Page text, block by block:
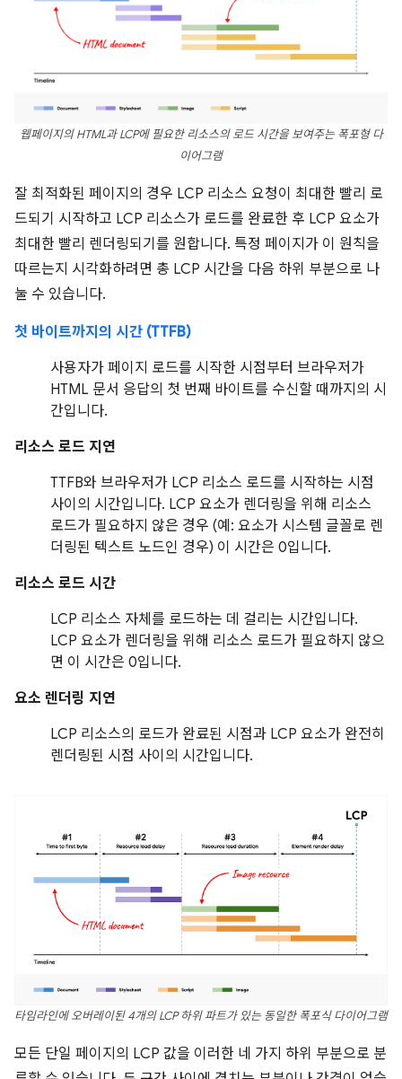
웹페이지의 HTML과 LCP에 필요한 리소스의 로드 시간을 보여주는 폭포형 다
이어그램
잘 최적화된 페이지의 경우 LCP 리소스 요청이 최대한 빨리 로
드되기 시작하고 LCP 리소스가 로드를 완료한 후 LCP 요소가
최대한 빨리 렌더링되기를 원합니다. 특정 페이지가 이 원칙을
따르는지 시각화하려면 총 LCP 시간을 다음 하위 부분으로 나
눌 수 있습니다.
첫 바이트까지의 시간 (TTFB)
사용자가 페이지 로드를 시작한 시점부터 브라우저가
HTML 문서 응답의 첫 번째 바이트를 수신할 때까지의 시
간입니다.
리소스 로드 지연
TTFB와 브라우저가 LCP 리소스 로드를 시작하는 시점
사이의 시간입니다. LCP 요소가 렌더링을 위해 리소스
로드가 필요하지 않은 경우 (예: 요소가 시스템 글꼴로 렌
더링된 텍스트 노드인 경우) 이 시간은 0입니다.
리소스 로드 시간
LCP 리소스 자체를 로드하는 데 걸리는 시간입니다.
LCP 요소가 렌더링을 위해 리소스 로드가 필요하지 않으
면 이 시간은 0입니다.
요소 렌더링 지연
LCP 리소스의 로드가 완료된 시점과 LCP 요소가 완전히
렌더링된 시점 사이의 시간입니다.
타임라인에 오버레이된 4개의 LCP 하위 파트가 있는 동일한 폭포식 다이어그램
모든 단일 페이지의 LCP 값을 이러한 네 가지 하위 부분으로 분